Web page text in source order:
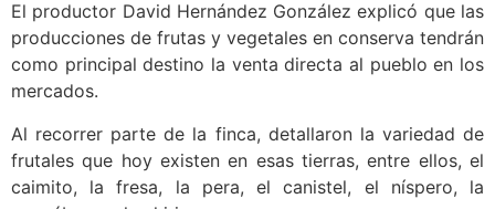
El productor David Hernández González explicó que las
producciones de frutas y vegetales en conserva tendrán
como principal destino la venta directa al pueblo en los
mercados.
Al recorrer parte de la finca, detallaron la variedad de
frutales que hoy existen en esas tierras, entre ellos, el
caimito, la fresa, la pera, el canistel, el níspero, la